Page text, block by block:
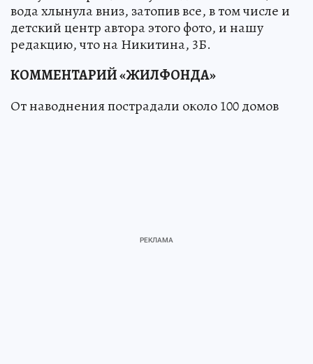
вода хлынула вниз, затопив все, в том числе и
детский центр автора этого фото, и нашу
редакцию, что на Никитина, 3Б.
КОММЕНТАРИЙ «ЖИЛФОНДА»
От наводнения пострадали около 100 домов